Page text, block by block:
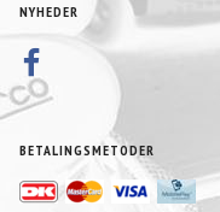
NYHEDER
BETALINGSMETODER